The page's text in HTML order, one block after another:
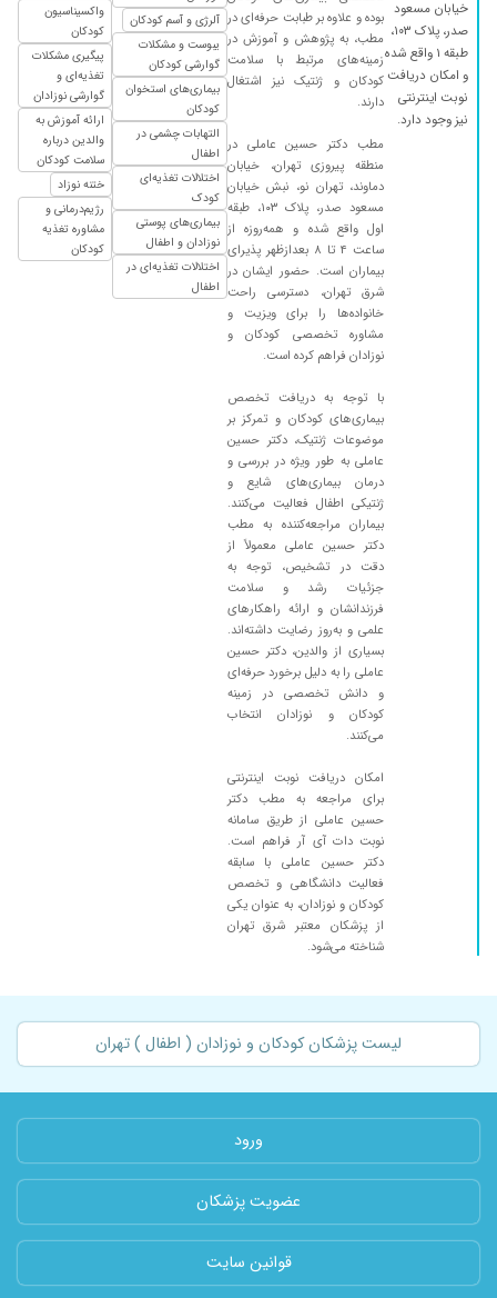
خیابان مسعود
صدر، پلاک ۱۰۳،
طبقه ۱ واقع شده
و امکان دریافت
نوبت اینترنتی
نیز وجود دارد.
بوده و علاوه بر طبابت حرفه‌ای در
مطب، به پژوهش و آموزش در
زمینه‌های مرتبط با سلامت
کودکان و ژنتیک نیز اشتغال
دارند.
مطب دکتر حسین عاملی در
منطقه پیروزی تهران، خیابان
دماوند، تهران نو، نبش خیابان
مسعود صدر، پلاک ۱۰۳، طبقه
اول واقع شده و همه‌روزه از
ساعت ۴ تا ۸ بعدازظهر پذیرای
بیماران است. حضور ایشان در
شرق تهران، دسترسی راحت
خانواده‌ها را برای ویزیت و
مشاوره تخصصی کودکان و
نوزادان فراهم کرده است.
با توجه به دریافت تخصص
بیماری‌های کودکان و تمرکز بر
موضوعات ژنتیک، دکتر حسین
عاملی به طور ویژه در بررسی و
درمان بیماری‌های شایع و
ژنتیکی اطفال فعالیت می‌کنند.
بیماران مراجعه‌کننده به مطب
دکتر حسین عاملی معمولاً از
دقت در تشخیص، توجه به
جزئیات رشد و سلامت
فرزندانشان و ارائه راهکارهای
علمی و به‌روز رضایت داشته‌اند.
بسیاری از والدین، دکتر حسین
عاملی را به دلیل برخورد حرفه‌ای
و دانش تخصصی در زمینه
کودکان و نوزادان انتخاب
می‌کنند.
امکان دریافت نوبت اینترنتی
برای مراجعه به مطب دکتر
حسین عاملی از طریق سامانه
نوبت دات آی آر فراهم است.
دکتر حسین عاملی با سابقه
فعالیت دانشگاهی و تخصص
کودکان و نوزادان، به عنوان یکی
از پزشکان معتبر شرق تهران
شناخته می‌شود.
آلرژی و آسم کودکان
یبوست و مشکلات
گوارشی کودکان
بیماری‌های استخوان
کودکان
التهابات چشمی در
اطفال
اختلالات تغذیه‌ای
کودک
بیماری‌های پوستی
نوزادان و اطفال
اختلالات تغذیه‌ای در
اطفال
واکسیناسیون
کودکان
پیگیری مشکلات
تغذیه‌ای و
گوارشی نوزادان
ارائه آموزش به
والدین درباره
سلامت کودکان
ختنه نوزاد
رژیم‌درمانی و
مشاوره تغذیه
کودکان
لیست پزشکان کودکان و نوزادان ( اطفال ) تهران
ورود
عضویت پزشکان
قوانین سایت